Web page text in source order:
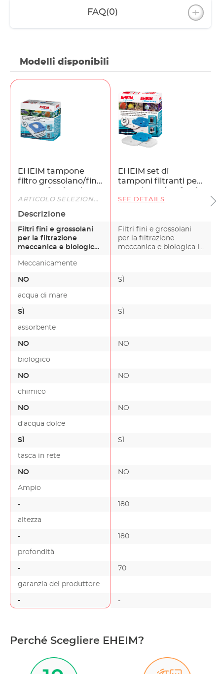
FAQ(0)
Modelli disponibili
EHEIM tampone
filtro grossolano/fine
per professionel
4+/5e 350
EHEIM set di
tamponi filtranti per
eXperience/professionel
150, 250 e 250T
ARTICOLO SELEZIONATO SEE DETAILS
Descrizione
Filtri fini e grossolani
per la filtrazione
meccanica e biologica
Filtri fini e grossolani
per la filtrazione
meccanica e biologica Il
Meccanicamente
NO SÌ
acqua di mare
SÌ SÌ
assorbente
NO NO
biologico
NO NO
chimico
NO NO
d'acqua dolce
SÌ SÌ
tasca in rete
NO NO
Ampio
- 180
altezza
- 180
profondità
- 70
garanzia del produttore
- -
Perché Scegliere EHEIM?